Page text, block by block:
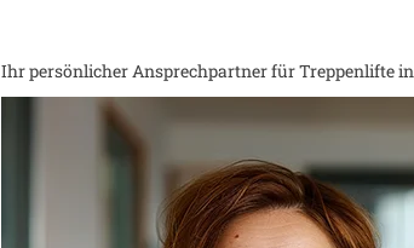
Ihr persönlicher Ansprechpartner für Treppenlifte in